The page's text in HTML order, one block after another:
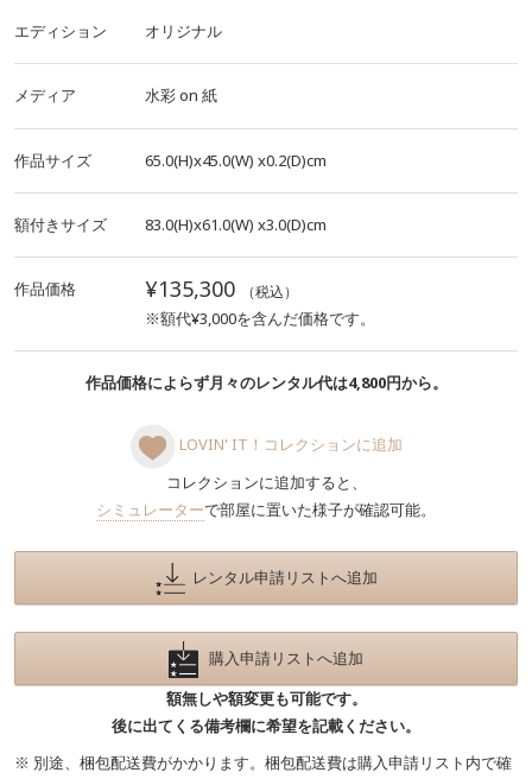
エディション オリジナル
メディア 水彩on 紙
作品サイズ 65.0(H)x45.0(W) x0.2(D)cm
額付きサイズ 83.0(H)x61.0(W) x3.0(D)cm
作品価格 ¥135,300 （税込）
※額代¥3,000を含んだ価格です。
作品価格によらず月々のレンタル代は4,800円から。
LOVIN' IT！コレクションに追加
コレクションに追加すると、
シミュレーターで部屋に置いた様子が確認可能。
レンタル申請リストへ追加
購入申請リストへ追加
額無しや額変更も可能です。
後に出てくる備考欄に希望を記載ください。
※ 別途、梱包配送費がかかります。梱包配送費は購入申請リスト内で確